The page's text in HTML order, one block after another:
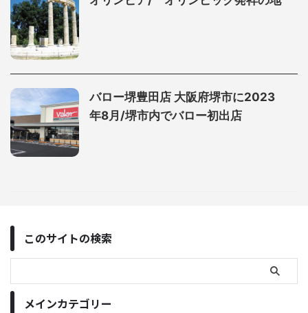
バロー堺豊田店 大阪府堺市に2023
年8月/堺市内でバロー初出店
このサイトの検索
メインカテゴリー